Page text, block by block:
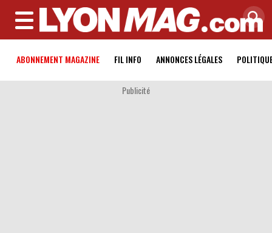
MENU
ABONNEMENT MAGAZINE FIL INFO ANNONCES LÉGALES
Publicité